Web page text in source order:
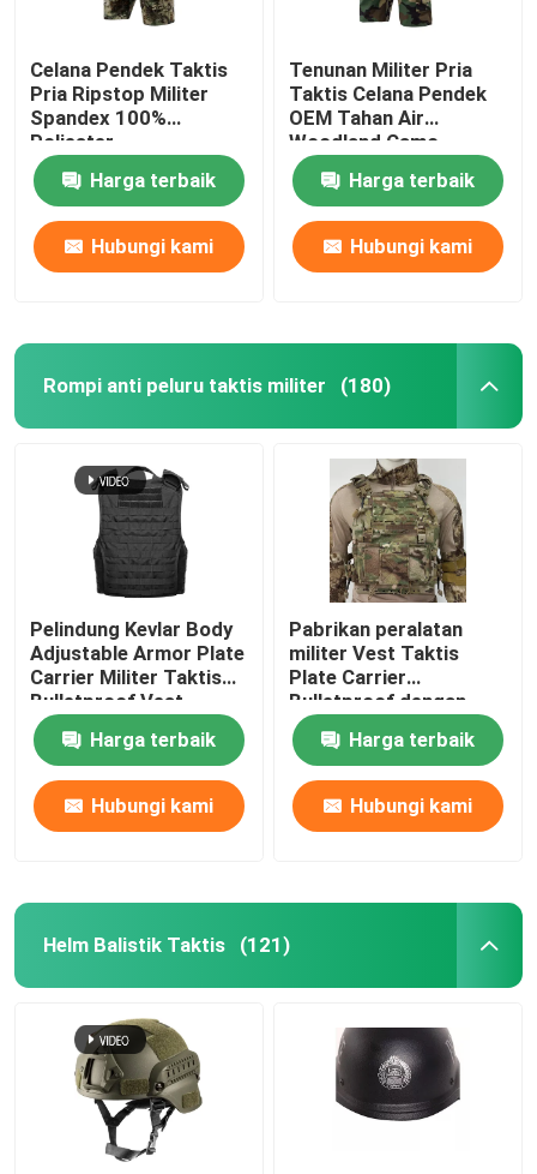
Celana Pendek Taktis
Pria Ripstop Militer
Spandex 100%
Poliester
Harga terbaik
Hubungi kami
Tenunan Militer Pria
Taktis Celana Pendek
OEM Tahan Air
Woodland Camo
Harga terbaik
Hubungi kami
Rompi anti peluru taktis militer (180)
Pelindung Kevlar Body
Adjustable Armor Plate
Carrier Militer Taktis
Bulletproof Vest
Dengan NIJ IIIA
Harga terbaik
Hubungi kami
Pabrikan peralatan
militer Vest Taktis
Plate Carrier
Bulletproof dengan
Standar Militer NIJ IIIA
Harga terbaik
Hubungi kami
Helm Balistik Taktis (121)